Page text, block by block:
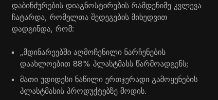
დაბინძურების დიაგნოსტირების რამდენიმე კვლევა
ჩატარდა, რომელთა შედეგების მიხედვით
დადგინდა, რომ:
„მდინარეებში აღმოჩენილი ნარჩენების
დაახლოებით 88% პლასტმასს წარმოადგენს;
მათი უდიდესი ნაწილი ერთჯერადი გამოყენების
პლასტმასის პროდუქტებზე მოდის.